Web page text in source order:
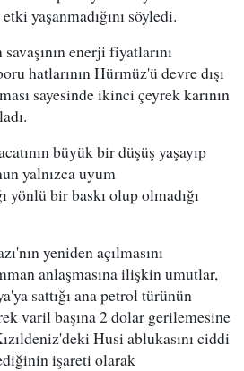
yaşanmadığını söyledi.
enerji fiyatlarını
hatlarının Hürmüz'ü devre dışı
sayesinde ikinci çeyrek karının
büyük bir düşüş yaşayıp
yalnızca uyum
yönlü bir baskı olup olmadığı
yeniden açılmasını
anlaşmasına ilişkin umutlar,
sattığı ana petrol türünün
varil başına 2 dolar gerilemesine
Husi ablukasını ciddi
işareti olarak